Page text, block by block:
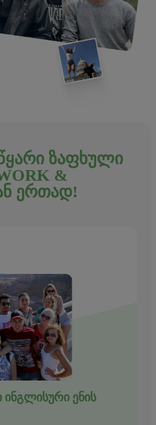
ᲖᲐᲤᲮᲣᲚᲘ
&
ᲔᲠᲗᲐᲓ!
ᲘᲜᲒᲚᲘᲡᲣᲠᲘ ᲔᲜᲘᲡ